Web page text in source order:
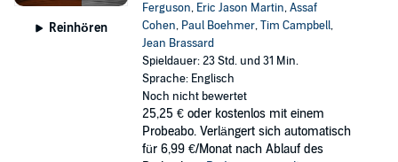
Reinhören
Ferguson, Eric Jason Martin,Assaf
Cohen, Paul Boehmer,Tim Campbell,
Jean Brassard
Spieldauer: 23 Std. und 31 Min.
Sprache: Englisch
Noch nicht bewertet
25,25 € oder kostenlos mit einem
Probeabo. Verlängert sich automatisch
für 6,99 €/Monat nach Ablauf des